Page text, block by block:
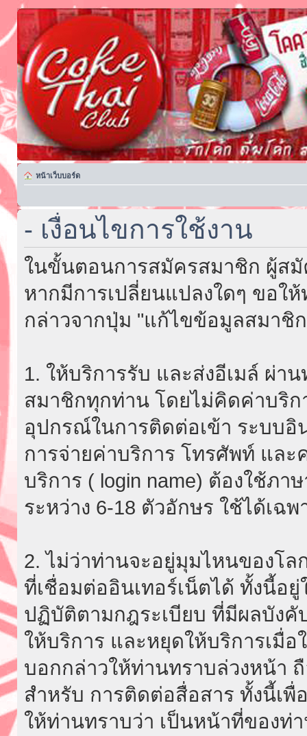
หน้าเว็บบอร์ด
- เงื่อนไขการใช้งาน
ในขั้นตอนการสมัครสมาชิก ผู้ส
หากมีการเปลี่ยนแปลงใดๆ ขอใ
กล่าวจากปุ่ม "แก้ไขข้อมูลสมาชิ
1. ให้บริการรับ และส่งอีเมล์ ผ่า
สมาชิกทุกท่าน โดยไม่คิดค่าบริก
อุปกรณ์ในการติดต่อเข้า ระบบอิ
การจ่ายค่าบริการ โทรศัพท์ และ
บริการ ( login name) ต้องใช้ภ
ระหว่าง 6-18 ตัวอักษร ใช้ได้เฉ
2. ไม่ว่าท่านจะอยู่มุมไหนของโล
ที่เชื่อมต่ออินเทอร์เน็ตได้ ทั้งนี้อ
ปฏิบัติตามกฎระเบียบ ที่มีผลบังคั
ให้บริการ และหยุดให้บริการเมื่
บอกกล่าวให้ท่านทราบล่วงหน้า
สำหรับ การติดต่อสื่อสาร ทั้งนี้เพื่
ให้ท่านทราบว่า เป็นหน้าที่ของท่